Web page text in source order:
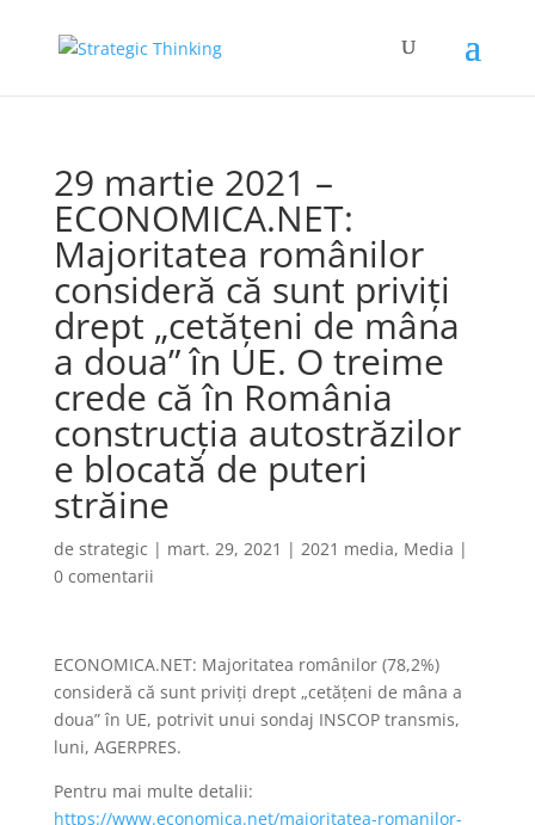
29 martie 2021 –
ECONOMICA.NET:
Majoritatea românilor
consideră că sunt priviţi
drept „cetăţeni de mâna
a doua” în UE. O treime
crede că în România
construcţia autostrăzilor
e blocată de puteri
străine
de strategic | mart. 29, 2021 | 2021 media, Media |
0 comentarii
ECONOMICA.NET: Majoritatea românilor (78,2%)
consideră că sunt priviţi drept „cetăţeni de mâna a
doua” în UE, potrivit unui sondaj INSCOP transmis,
luni, AGERPRES.
Pentru mai multe detalii:
https://www.economica.net/majoritatea-romanilor-